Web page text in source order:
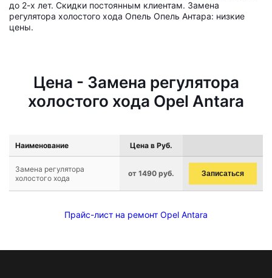
до 2-х лет. Скидки постоянным клиентам. Замена
регулятора холостого хода Опель Опель Антара: низкие
цены.
Цена - Замена регулятора
холостого хода Opel Antara
Наименование Цена в Руб.
Замена регулятора
холостого хода
от 1490 руб. Записаться
Прайс-лист на ремонт Opel Antara